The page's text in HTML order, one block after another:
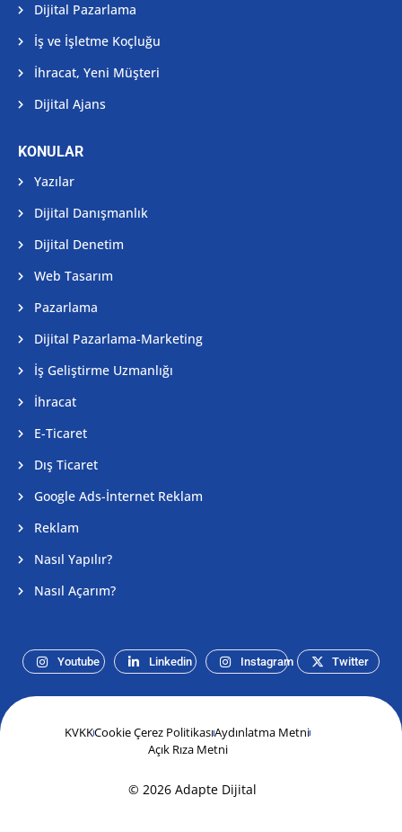
Dijital Pazarlama
İş ve İşletme Koçluğu
İhracat, Yeni Müşteri
Dijital Ajans
KONULAR
Yazılar
Dijital Danışmanlık
Dijital Denetim
Web Tasarım
Pazarlama
Dijital Pazarlama-Marketing
İş Geliştirme Uzmanlığı
İhracat
E-Ticaret
Dış Ticaret
Google Ads-İnternet Reklam
Reklam
Nasıl Yapılır?
Nasıl Açarım?
Youtube Linkedin Instagram Twitter
© 2026 Adapte Dijital
KVKKCookie Çerez PolitikasıAydınlatma Metni
Açık Rıza Metni